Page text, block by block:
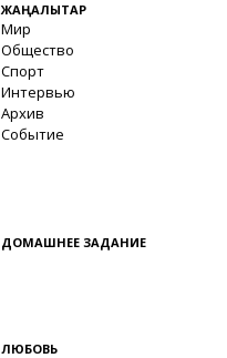
ЖАҢАЛЫҚТАР
Мир
Общество
Спорт
Интервью
Архив
Событие
ДОМАШНЕЕ ЗАДАНИЕ
ЛЮБОВЬ